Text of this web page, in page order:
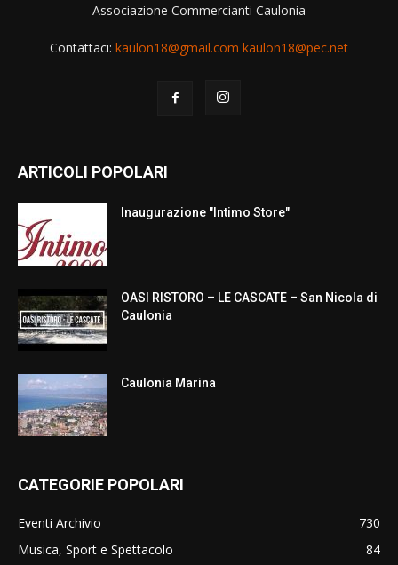
Associazione Commercianti Caulonia
Contattaci: kaulon18@gmail.com kaulon18@pec.net
ARTICOLI POPOLARI
Inaugurazione "Intimo Store"
OASI RISTORO – LE CASCATE – San Nicola di
Caulonia
Caulonia Marina
CATEGORIE POPOLARI
Eventi Archivio
730
Musica, Sport e Spettacolo
84